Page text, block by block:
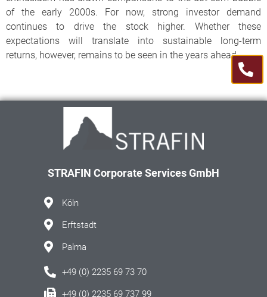
of the early 2000s. For now, strong investor demand
continues to drive the stock higher. Whether these
expectations will translate into sustainable long-term
returns, however, remains to be seen in the years ahead.
STRAFIN Corporate Services GmbH
Köln
Erftstadt
Palma
+49 (0) 2235 69 73 70
+49 (0) 2235 69 737 99